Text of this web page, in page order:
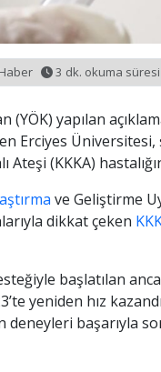
3 dk. okuma süresi
yapılan
Erciyes
Ateşi (KKKA)
ve Geliştirme
dikkat çeken
başlatılan
yeniden hız
deneyleri başarıyla